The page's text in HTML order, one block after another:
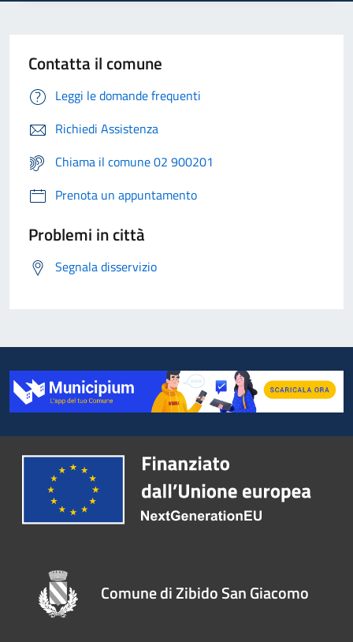
Contatta il comune
Leggi le domande frequenti
Richiedi Assistenza
Chiama il comune 02 900201
Prenota un appuntamento
Problemi in città
Segnala disservizio
Comune di Zibido San Giacomo